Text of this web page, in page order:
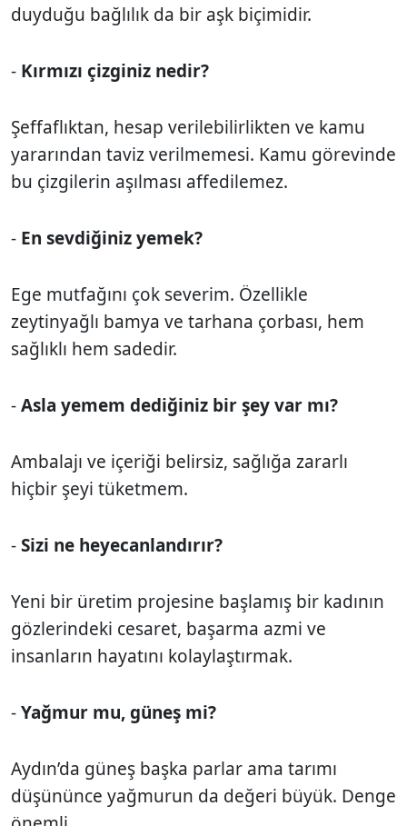
duyduğu bağlılık da bir aşk biçimidir.
- Kırmızı çizginiz nedir?
Şeffaflıktan, hesap verilebilirlikten ve kamu
yararından taviz verilmemesi. Kamu görevinde
bu çizgilerin aşılması affedilemez.
- En sevdiğiniz yemek?
Ege mutfağını çok severim. Özellikle
zeytinyağlı bamya ve tarhana çorbası, hem
sağlıklı hem sadedir.
-Asla yemem dediğiniz bir şey var mı?
Ambalajı ve içeriği belirsiz, sağlığa zararlı
hiçbir şeyi tüketmem.
-Sizi ne heyecanlandırır?
Yeni bir üretim projesine başlamış bir kadının
gözlerindeki cesaret, başarma azmi ve
insanların hayatını kolaylaştırmak.
-Yağmur mu, güneş mi?
Aydın’da güneş başka parlar ama tarımı
düşününce yağmurun da değeri büyük. Denge